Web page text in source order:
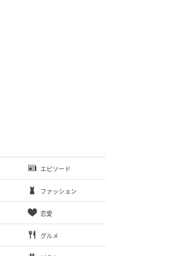
エピソード
ファッション
恋愛
グルメ